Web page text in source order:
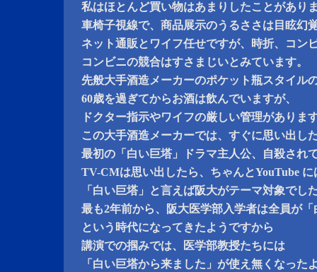
私はほとんど買い物はあまりしたことがあり
車椅子視線で、商品展示のうるささは目眩幻
ネット通販とワイフ任せですが、時折、コン
コンビニの競合はすさまじいとみています。
先般大手酒造メーカーのポケット瓶スタイル
60歳を過ぎてからお酒は飲んでいますが、
ドクター指示やワイフの厳しい管理がありま
この大手酒造メーカーでは、すぐに思い出し
最初の「白い巨塔」ドラマ主人公、自殺され
TV-CMは思い出したら、ちゃんとYouTube
「白い巨塔」と言えば阪大がテーマ対象でし
最も2年前から、阪大医学部入学者は全員が
という時代になってきたようですから
講演での掴みでは、医学部教授たちには
「白い巨塔から来ました」が使え無くなった